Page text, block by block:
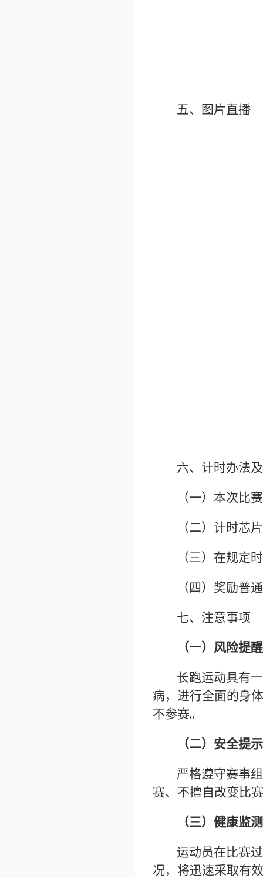
五、图片直播
六、计时办法
（一）本次比
（二）计时芯
（三）在规定
（四）奖励普
七、注意事项
（一）风险提醒
长跑运动具有
病，进行全面的身
不参赛。
（二）安全提示
严格遵守赛事
赛、不擅自改变比
（三）健康监测
运动员在比赛
况，将迅速采取有